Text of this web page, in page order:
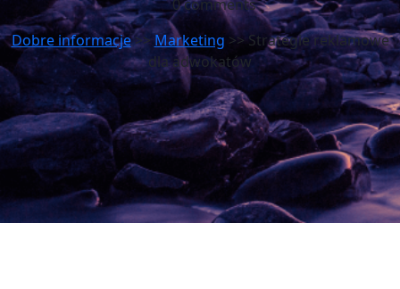
0 comments
Dobre informacje>>Marketing >> Strategie reklamowe
dla adwokatów